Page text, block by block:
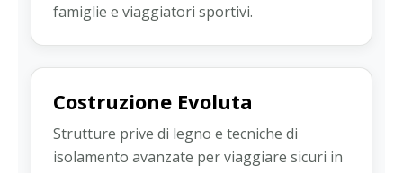
famiglie e viaggiatori sportivi.
Costruzione Evoluta
Strutture prive di legno e tecniche di
isolamento avanzate per viaggiare sicuri in